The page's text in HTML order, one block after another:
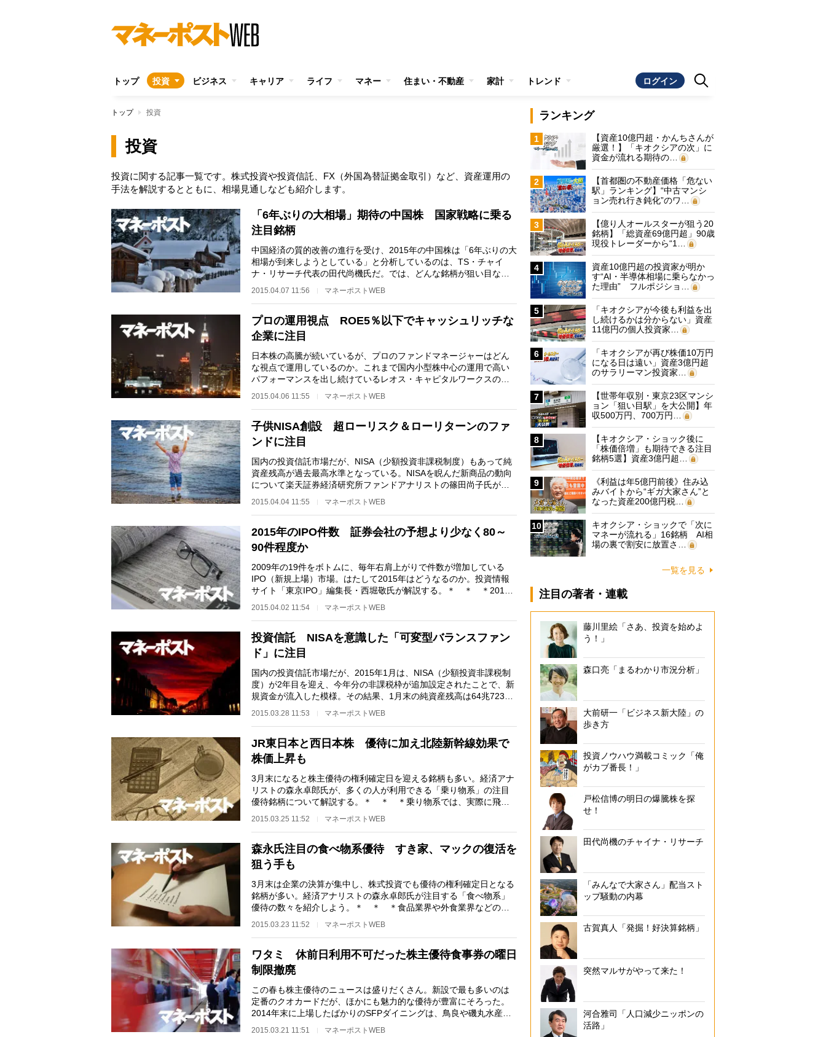
トップ 投資 ビジネス キャリア ライフ マネー 住まい・不動産 家計 トレンド ログイン
トップ 投資
投資
投資に関する記事一覧です。株式投資や投資信託、FX（外国為替証拠金取引）など、資産運用の
手法を解説するとともに、相場見通しなども紹介します。
「6年ぶりの大相場」期待の中国株 国家戦略に乗る
注目銘柄
中国経済の質的改善の進行を受け、2015年の中国株は「6年ぶりの大
相場が到来しようとしている」と分析しているのは、TS・チャイ
ナ・リサーチ代表の田代尚機氏だ。では、どんな銘柄が狙い目なの
2015.04.07 11:56 マネーポストWEB
プロの運用視点 ROE5％以下でキャッシュリッチな
企業に注目
日本株の高騰が続いているが、プロのファンドマネージャーはどん
な視点で運用しているのか。これまで国内小型株中心の運用で高い
パフォーマンスを出し続けているレオス・キャピタルワークスの最
2015.04.06 11:55 マネーポストWEB
子供NISA創設 超ローリスク＆ローリターンのファ
ンドに注目
国内の投資信託市場だが、NISA（少額投資非課税制度）もあって純
資産残高が過去最高水準となっている。NISAを睨んだ新商品の動向
について楽天証券経済研究所ファンドアナリストの篠田尚子氏が解
2015.04.04 11:55 マネーポストWEB
2015年のIPO件数 証券会社の予想より少なく80～
90件程度か
2009年の19件をボトムに、毎年右肩上がりで件数が増加している
IPO（新規上場）市場。はたして2015年はどうなるのか。投資情報
サイト「東京IPO」編集長・西堀敬氏が解説する。＊ ＊ ＊2015
年のIPO（新規上場）件数…
2015.04.02 11:54 マネーポストWEB
投資信託 NISAを意識した「可変型バランスファン
ド」に注目
国内の投資信託市場だが、2015年1月は、NISA（少額投資非課税制
度）が2年目を迎え、今年分の非課税枠が追加設定されたことで、新
規資金が流入した模様。その結果、1月末の純資産残高は64兆7237
2015.03.28 11:53 マネーポストWEB
JR東日本と西日本株 優待に加え北陸新幹線効果で
株価上昇も
3月末になると株主優待の権利確定日を迎える銘柄も多い。経済アナ
リストの森永卓郎氏が、多くの人が利用できる「乗り物系」の注目
優待銘柄について解説する。＊ ＊ ＊乗り物系では、実際に飛行
2015.03.25 11:52 マネーポストWEB
森永氏注目の食べ物系優待 すき家、マックの復活を
狙う手も
3月末は企業の決算が集中し、株式投資でも優待の権利確定日となる
銘柄が多い。経済アナリストの森永卓郎氏が注目する「食べ物系」
優待の数々を紹介しよう。＊ ＊ ＊食品業界や外食業界などの食
2015.03.23 11:52 マネーポストWEB
ワタミ 休前日利用不可だった株主優待食事券の曜日
制限撤廃
この春も株主優待のニュースは盛りだくさん。新設で最も多いのは
定番のクオカードだが、ほかにも魅力的な優待が豊富にそろった。
2014年末に上場したばかりのSFPダイニングは、鳥良や磯丸水産な
2015.03.21 11:51 マネーポストWEB
ランキング
1
【資産10億円超・かんちさんが
厳選！】「キオクシアの次」に
資金が流れる期待の…
2
【首都圏の不動産価格「危ない
駅」ランキング】“中古マンシ
ョン売れ行き鈍化”のワ…
3
【億り人オールスターが狙う20
銘柄】「総資産69億円超」90歳
現役トレーダーから“1…
4
資産10億円超の投資家が明か
す“AI・半導体相場に乗らなかっ
た理由” フルポジショ…
5
「キオクシアが今後も利益を出
し続けるかは分からない」資産
11億円の個人投資家…
6
「キオクシアが再び株価10万円
になる日は遠い」資産3億円超
のサラリーマン投資家…
7
【世帯年収別・東京23区マンシ
ョン「狙い目駅」を大公開】年
収500万円、700万円…
8
【キオクシア・ショック後に
「株価倍増」も期待できる注目
銘柄5選】資産3億円超…
9
《利益は年5億円前後》住み込
みバイトから“ギガ大家さん”と
なった資産200億円税…
10
キオクシア・ショックで「次に
マネーが流れる」16銘柄 AI相
場の裏で割安に放置さ…
一覧を見る
注目の著者・連載
藤川里絵「さあ、投資を始めよ
う！」
森口亮「まるわかり市況分析」
大前研一「ビジネス新大陸」の
歩き方
投資ノウハウ満載コミック「俺
がカブ番長！」
戸松信博の明日の爆騰株を探
せ！
田代尚機のチャイナ・リサーチ
「みんなで大家さん」配当スト
ップ騒動の内幕
古賀真人「発掘！好決算銘柄」
突然マルサがやって来た！
河合雅司「人口減少ニッポンの
活路」